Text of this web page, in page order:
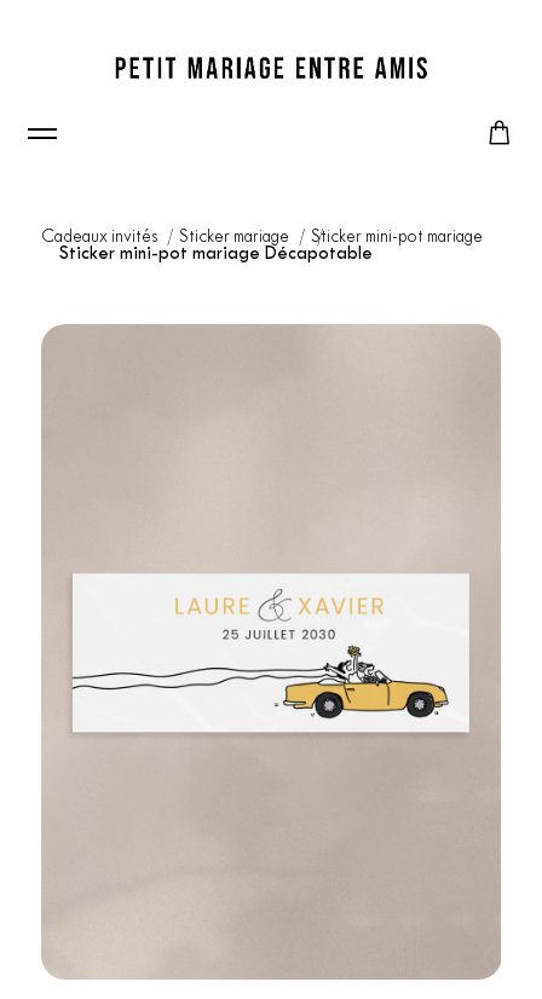
Cadeaux invités Sticker mariage
Sticker mini-pot mariage
Sticker mini-pot mariage Décapotable